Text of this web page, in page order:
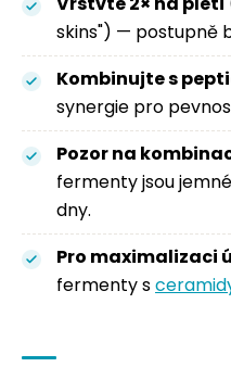
skins") — postupně
Kombinujte s
synergie pro
Pozor na
fermenty jsou
dny.
Pro maximalizaci
fermenty s